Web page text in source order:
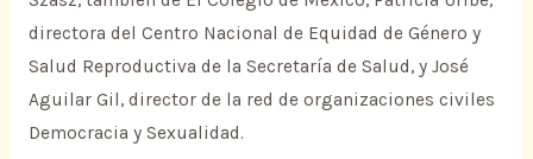
directora del Centro Nacional de Equidad de Género y
Salud Reproductiva de la Secretaría de Salud, y José
Aguilar Gil, director de la red de organizaciones civiles
Democracia y Sexualidad.